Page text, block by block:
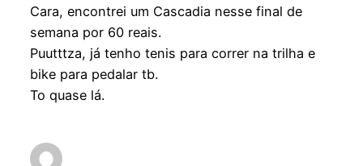
Cara, encontrei um Cascadia nesse final de
semana por 60 reais.
Puutttza, já tenho tenis para correr na trilha e
bike para pedalar tb.
To quase lá.